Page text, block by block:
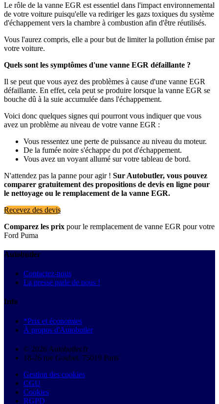
Le rôle de la vanne EGR est essentiel dans l'impact environnemental
de votre voiture puisqu'elle va rediriger les gazs toxiques du système
d'échappement vers la chambre à combustion afin d'être réutilisés.
Vous l'aurez compris, elle a pour but de limiter la pollution émise par
votre voiture.
Quels sont les symptômes d'une vanne EGR défaillante ?
Il se peut que vous ayez des problèmes à cause d'une vanne EGR
défaillante. En effet, cela peut se produire lorsque la vanne EGR se
bouche dû à la suie accumulée dans l'échappement.
Voici donc quelques signes qui pourront vous indiquer que vous
avez un problème au niveau de votre vanne EGR :
Vous ressentez une perte de puissance au niveau du moteur.
De la fumée noire s'échappe du pot d'échappement.
Vous avez un voyant allumé sur votre tableau de bord.
N'attendez pas la panne pour agir ! Sur Autobutler, vous pouvez
comparer gratuitement des propositions de devis en ligne pour
le nettoyage ou le remplacement de la vanne EGR.
Recevez des devis
Comparez les prix pour le remplacement de vanne EGR pour votre
Ford Puma
Autobutler
Contactez-nous
La presse parle de nous !
Info
*Prix et économies
À propos d'Autobutler
© 2026 Autobutler.fr
18-26 rue Goubet, 75019 Paris
Gestion des cookies
CGU
Cookies
RGPD